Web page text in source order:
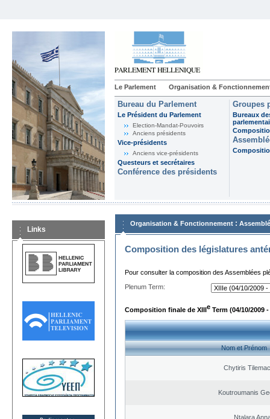
Le Parlement Organisation &
Bureau du Parlement
Le Président du Parlement
Election-Mandat-Pouvoirs
Anciens présidents
Vice-présidents
Anciens vice-présidents
Questeurs et secrétaires
Conférence des présidents
Groupes
Bureaux
Links
Organisation & Fonctionnement :
Composition des législatures
Pour consulter la composition des Assemblées
Plenum Term:
Composition finale de XIIIe Term (04/10/2009 -
Nom et Prénom
Chytiris
Koutroumanis
Ntalara